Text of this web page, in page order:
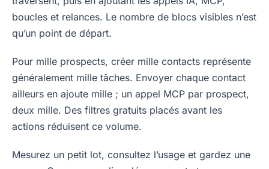
boucles et relances. Le nombre de blocs visibles n’est
qu’un point de départ.
Pour mille prospects, créer mille contacts représente
généralement mille tâches. Envoyer chaque contact
ailleurs en ajoute mille ; un appel MCP par prospect,
deux mille. Des filtres gratuits placés avant les
actions réduisent ce volume.
Mesurez un petit lot, consultez l’usage et gardez une